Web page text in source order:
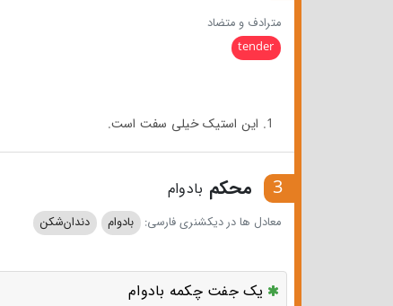
مترادف و متضاد
tender
1. این استیک خیلی سفت است.
3 محکم بادوام
معادل ها در دیکشنری فارسی: بادوام دندان‌شکن
یک جفت چکمه بادوام